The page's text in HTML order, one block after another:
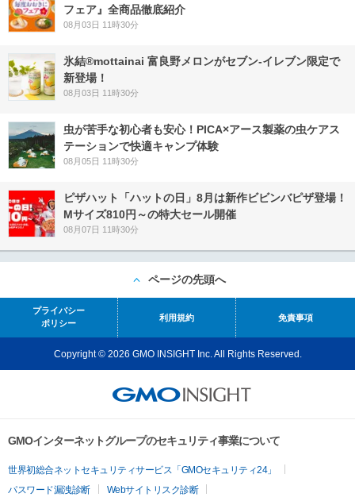
フェア』全商品徹底紹介
08月03日 11時30分
氷結®mottainai 富良野メロンがセブン‐イレブン限定で
新登場！
08月03日 11時30分
虫が苦手な初心者も安心！PICA×アース製薬の虫ケアス
テーションで快適キャンプ体験
08月05日 11時30分
ピザハット「ハットの日」8月は新作ビビンバピザ登場！
Mサイズ810円～の特大セール開催
08月07日 11時30分
ページの先頭へ
プライバシー
ポリシー
利用規約 免責事項
Copyright © 2026 GMO INSIGHT Inc. All Rights Reserved.
GMOインターネットグループのセキュリティ事業について
世界初総合ネットセキュリティサービス「GMOセキュリティ24」
パスワード漏洩診断
Webサイトリスク診断